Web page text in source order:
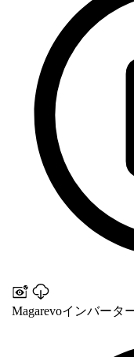
Magarevoインバータ